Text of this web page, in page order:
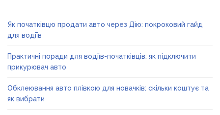
Як початківцю продати авто через Дію: покроковий гайд
для водіїв
Практичні поради для водіїв-початківців: як підключити
прикурювач авто
Обклеювання авто плівкою для новачків: скільки коштує та
як вибрати